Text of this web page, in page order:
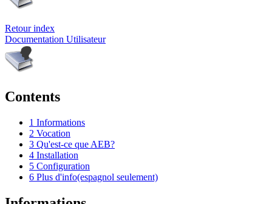
Retour index
Documentation Utilisateur
Contents
1 Informations
2 Vocation
3 Qu'est-ce que AEB?
4 Installation
5 Configuration
6 Plus d'info(espagnol seulement)